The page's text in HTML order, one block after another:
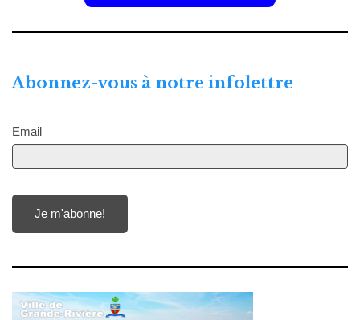
Abonnez-vous à notre infolettre
Email
Je m'abonne!